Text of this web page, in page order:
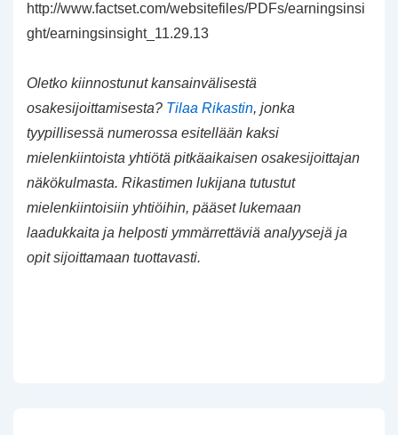
http://www.factset.com/websitefiles/PDFs/earningsinsi
ght/earningsinsight_11.29.13
Oletko kiinnostunut kansainvälisestä
osakesijoittamisesta? Tilaa Rikastin, jonka
tyypillisessä numerossa esitellään kaksi
mielenkiintoista yhtiötä pitkäaikaisen osakesijoittajan
näkökulmasta. Rikastimen lukijana tutustut
mielenkiintoisiin yhtiöihin, pääset lukemaan
laadukkaita ja helposti ymmärrettäviä analyysejä ja
opit sijoittamaan tuottavasti.